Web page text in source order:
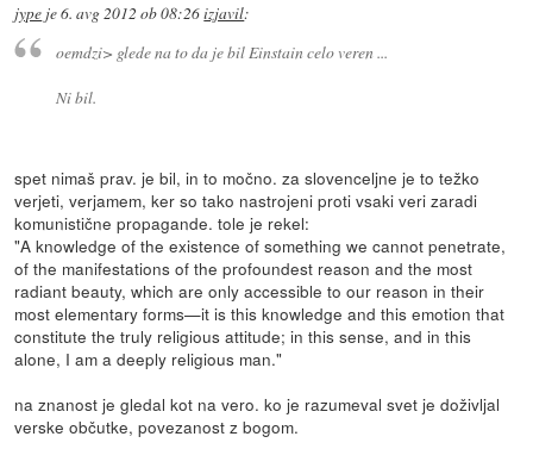
jype je6. avg 2012 ob 08:26izjavil:
oemdzi> glede na to da je bil Einstain celo veren ...
Ni bil.
spet nimaš prav. je bil, in to močno. za slovenceljne je to težko
verjeti, verjamem, ker so tako nastrojeni proti vsaki veri zaradi
komunistične propagande. tole je rekel:
"A knowledge of the existence of something we cannot penetrate,
of the manifestations of the profoundest reason and the most
radiant beauty, which are only accessible to our reason in their
most elementary forms—it is this knowledge and this emotion that
constitute the truly religious attitude; in this sense, and in this
alone, I am a deeply religious man."
na znanost je gledal kot na vero. ko je razumeval svet je doživljal
verske občutke, povezanost z bogom.